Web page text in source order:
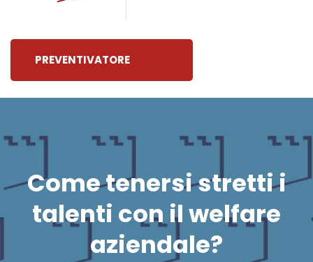
PREVENTIVATORE
Come tenersi stretti i
talenti con il welfare
aziendale?